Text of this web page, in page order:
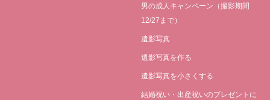
男の成人キャンペーン（撮影期間
12/27まで）
遺影写真
遺影写真を作る
遺影写真を小さくする
結婚祝い・出産祝いのプレゼントに